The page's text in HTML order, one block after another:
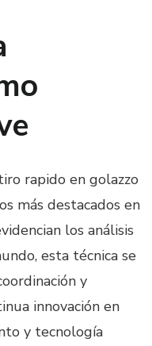
rapido en golazzo
más destacados en
los análisis
esta técnica se
y
innovación en
y tecnología